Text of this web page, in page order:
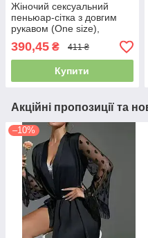
Жіночий сексуальний
пеньюар-сітка з довгим
рукавом (One size),
Чорний
390,45 ₴ 411 ₴
Купити
Акційні пропозиції та
–10%